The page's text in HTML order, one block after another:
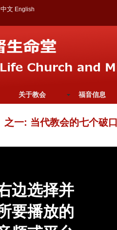
中文 English
关于教会 福音信息
之一: 当代教会的七个破口